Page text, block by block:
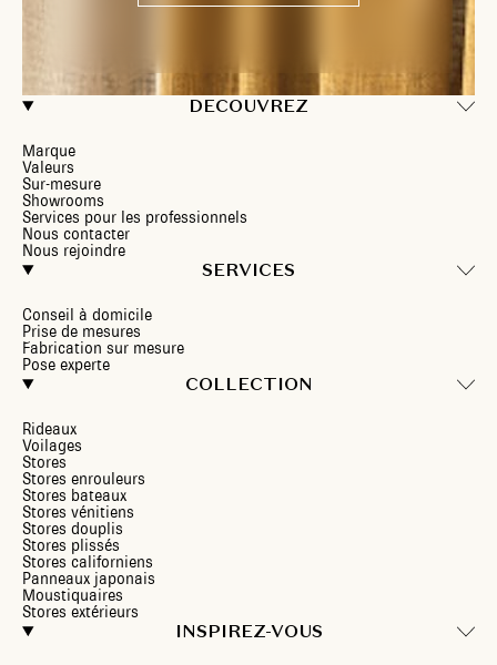
DECOUVREZ
Marque
Valeurs
Sur-mesure
Showrooms
Services pour les professionnels
Nous contacter
Nous rejoindre
SERVICES
Conseil à domicile
Prise de mesures
Fabrication sur mesure
Pose experte
COLLECTION
Rideaux
Voilages
Stores
Stores enrouleurs
Stores bateaux
Stores vénitiens
Stores douplis
Stores plissés
Stores californiens
Panneaux japonais
Moustiquaires
Stores extérieurs
INSPIREZ-VOUS